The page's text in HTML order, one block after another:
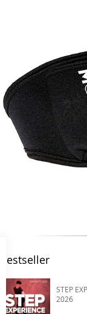
Bestseller
STEP
2026